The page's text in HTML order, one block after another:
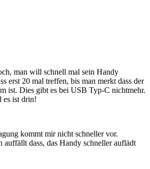
man will schnell mal sein Handy
erst 20 mal treffen, bis man merkt dass der
ist. Dies gibt es bei USB Typ-C nichtmehr.
es ist drin!
kommt mir nicht schneller vor.
auffällt dass, das Handy schneller auflädt